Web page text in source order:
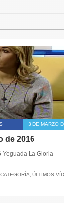
3 DE MARZO
de 2016
Yeguada La Gloria
ÚLTIMOS